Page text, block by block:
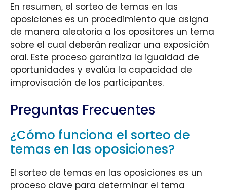
En resumen, el sorteo de temas en las
oposiciones es un procedimiento que asigna
de manera aleatoria a los opositores un tema
sobre el cual deberán realizar una exposición
oral. Este proceso garantiza la igualdad de
oportunidades y evalúa la capacidad de
improvisación de los participantes.
Preguntas Frecuentes
¿Cómo funciona el sorteo de
temas en las oposiciones?
El sorteo de temas en las oposiciones es un
proceso clave para determinar el tema